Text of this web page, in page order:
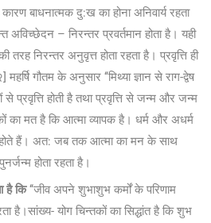
बाधनात्मक दु:ख का होना अनिवार्य रहता
अविच्छेदन – निरन्तर प्रवर्तमान होता है। यही
निरन्तर अनुवृत्त होता रहता है। प्रवृत्ति ही
महर्षि गौतम के अनुसार ‘‘मिथ्या ज्ञान से राग-द्वेष
से प्रवृत्ति होती है तथा प्रवृत्ति से जन्म और जन्म
का मत है कि आत्मा व्यापक है। धर्म और अधर्म
होते हैं। अत: जब तक आत्मा का मन के साथ
होता रहता है।
है कि‘‘जीव अपने शुभाशुभ कर्मों के परिणाम
है।सांख्य- योग चिन्तकों का सिद्धांत है कि शुभ